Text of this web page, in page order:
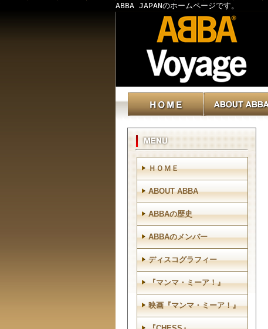
ABBA JAPANのホームページです。
ＨＯＭＥ
ABOUT ABBA
ABBAの歴史
ABBAのメンバー
ディスコグラフィー
『マンマ・ミーア！』
映画『マンマ・ミーア！』